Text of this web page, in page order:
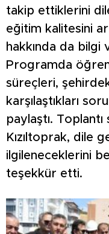
takip ettiklerini
eğitim kalitesini
hakkında da bilgi
Programda
süreçleri,
karşılaştıkları
paylaştı.
Kızıltoprak, dile
ilgileneceklerini
teşekkür etti.